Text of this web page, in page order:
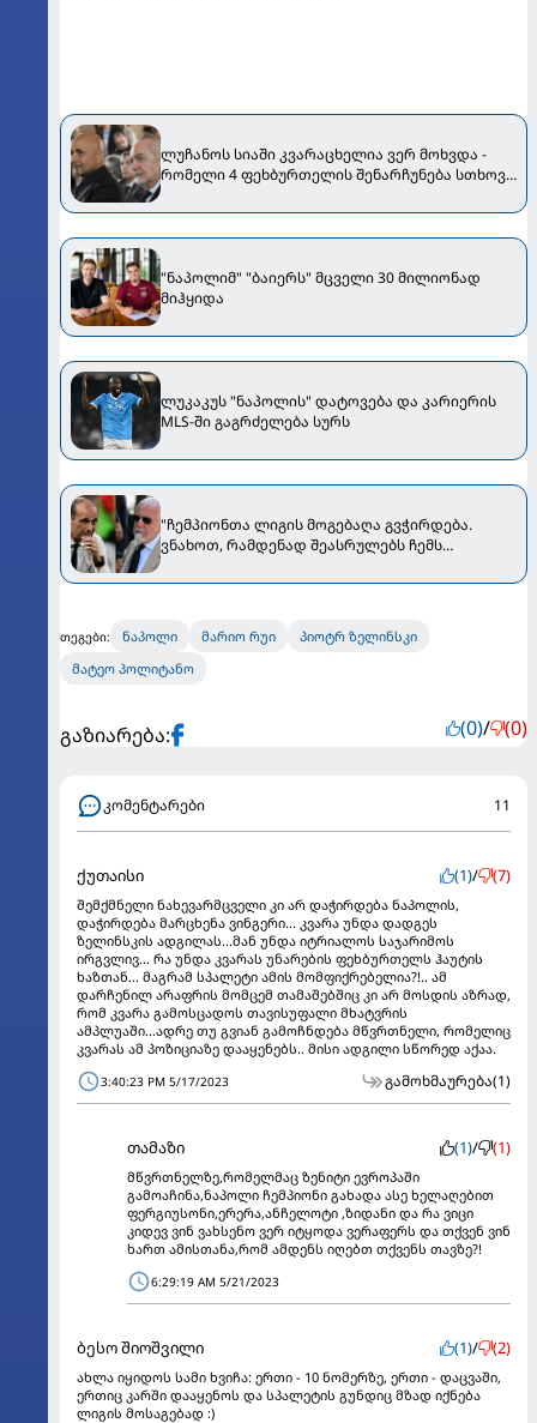
ლუჩანოს სიაში კვარაცხელია ვერ მოხვდა -
რომელი 4 ფეხბურთელის შენარჩუნება სთხოვა
"ნაპოლიმ" "ბაიერს" მცველი 30 მილიონად
მიჰყიდა
ლუკაკუს "ნაპოლის" დატოვება და კარიერის
MLS-ში გაგრძელება სურს
"ჩემპიონთა ლიგის მოგებაღა გვჭირდება.
ვნახოთ, რამდენად შეასრულებს ჩემს
ისაუბრა
თეგები: ნაპოლი მარიო რუი
პიოტრ ზელინსკი
მატეო პოლიტანო
გაზიარება: (0)/ (0)
კომენტარები 11
ქუთაისი (1)/ (7)
შემქმნელი ნახევარმცველი კი არ დაჭირდება ნაპოლის,
დაჭირდება მარცხენა ვინგერი... კვარა უნდა დადგეს
ზელინსკის ადგილას...მან უნდა იტრიალოს საჯარიმოს
ირგვლივ... რა უნდა კვარას უნარების ფეხბურთელს ჰაუტის
ხაზთან... მაგრამ სპალეტი ამის მომფიქრებელია?!.. ამ
დარჩენილ არაფრის მომცემ თამაშებშიც კი არ მოსდის აზრად,
რომ კვარა გამოსცადოს თავისუფალი მხატვრის
ამპლუაში...ადრე თუ გვიან გამოჩნდება მწვრთნელი, რომელიც
კვარას ამ პოზიციაზე დააყენებს.. მისი ადგილი სწორედ აქაა.
3:40:23 PM 5/17/2023 გამოხმაურება(1)
თამაზი (1)/ (1)
მწვრთნელზე,რომელმაც ზენიტი ევროპაში
გამოაჩინა,ნაპოლი ჩემპიონი გახადა ასე ხელაღებით
ფერგიუსონი,ერერა,ანჩელოტი ,ზიდანი და რა ვიცი
კიდევ ვინ ვახსენო ვერ იტყოდა ვერაფერს და თქვენ ვინ
ხართ ამისთანა,რომ ამდენს იღებთ თქვენს თავზე?!
6:29:19 AM 5/21/2023
ბესო შიოშვილი (1)/ (2)
ახლა იყიდოს სამი ხვიჩა: ერთი - 10 ნომერზე, ერთი - დაცვაში,
ერთიც კარში დააყენოს და სპალეტის გუნდიც მზად იქნება
ლიგის მოსაგებად :)